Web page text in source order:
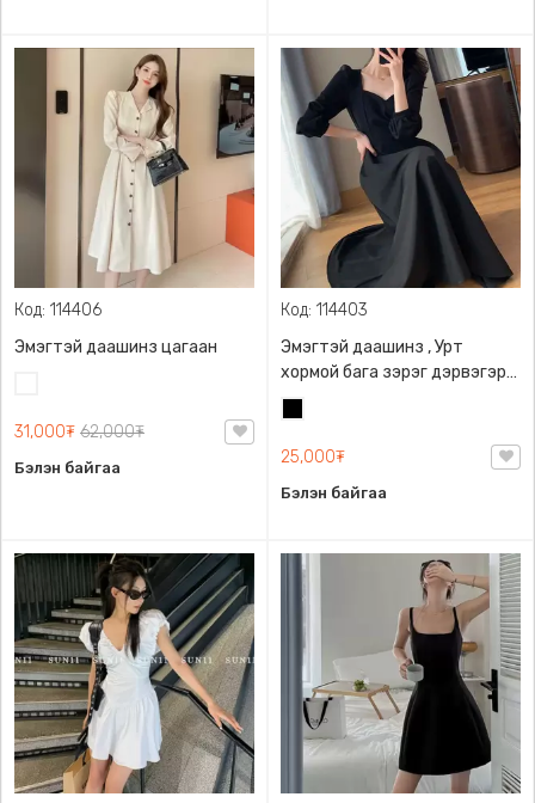
Код: 114406
Эмэгтэй даашинз цагаан
31,000₮ 62,000₮
Бэлэн байгаа
Код: 114403
Эмэгтэй даашинз , Урт
хормой бага зэрэг дэрвэгэр
оффис загварын даашинз
25,000₮
Бэлэн байгаа